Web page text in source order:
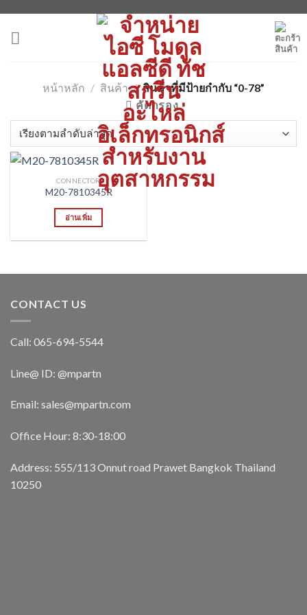
content
หน้าหลัก / สินค้า / สินค้าที่มีป้ายกำกับ “0-78”
คัดกรอง
CONNECTOR
M20-7810345R
อ่านเพิ่ม
CONTACT US
Call: 065-694-5544
Line@ ID: @mpartn
Email: sales@mpartn.com
Office Hour: 8:30-18:00
Address: 555/113 Onnut road Prawet Bangkok Thailand
10250